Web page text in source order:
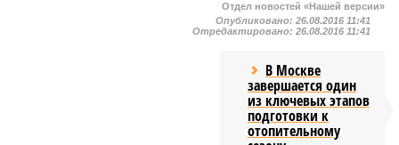
Отдел новостей «Нашей версии»
Опубликовано: 26.08.2016 11:41
Отредактировано: 26.08.2016 11:41
В Москве
завершается один
из ключевых этапов
подготовки к
отопительному